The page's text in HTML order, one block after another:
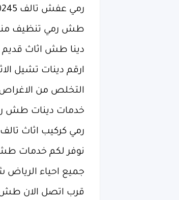
‏رمي عفش تالف 0507490245
‏طش رمي تنظيف
‏دينا طش اثاث
‏ارقم دينات تشيل
‏التخلص من الاغراص
‏خدمات دينات طش
‏رمي كركيب اثاث
‏نوفر لكم خدمات
‏جميع احياء
‏قرب اتصل الان طش